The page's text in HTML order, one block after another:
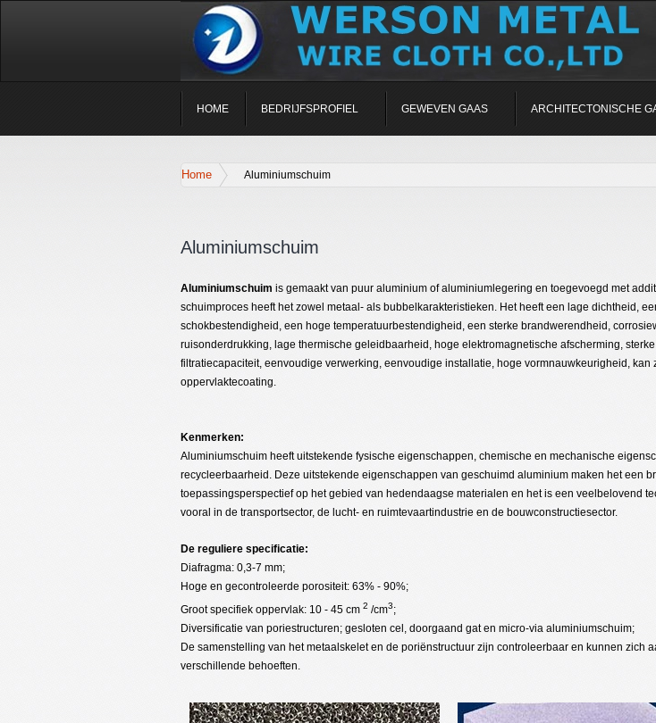
HOME BEDRIJFSPROFIEL GEWEVEN GAAS ARCHITECTONISCHE
Home Aluminiumschuim
Aluminiumschuim
Aluminiumschuim is gemaakt van puur aluminium of aluminiumlegering en toegevoegd met
schuimproces heeft het zowel metaal- als bubbelkarakteristieken. Het heeft een lage dichtheid,
schokbestendigheid, een hoge temperatuurbestendigheid, een sterke brandwerendheid,
ruisonderdrukking, lage thermische geleidbaarheid, hoge elektromagnetische afscherming,
filtratiecapaciteit, eenvoudige verwerking, eenvoudige installatie, hoge vormnauwkeurigheid, kan
oppervlaktecoating.
Kenmerken:
Aluminiumschuim heeft uitstekende fysische eigenschappen, chemische en mechanische
recycleerbaarheid. Deze uitstekende eigenschappen van geschuimd aluminium maken het een
toepassingsperspectief op het gebied van hedendaagse materialen en het is een veelbelovend
vooral in de transportsector, de lucht- en ruimtevaartindustrie en de bouwconstructiesector.
De reguliere specificatie:
Diafragma: 0,3-7 mm;
Hoge en gecontroleerde porositeit: 63% - 90%;
Groot specifiek oppervlak: 10 - 45 cm 2 /cm3;
Diversificatie van poriestructuren; gesloten cel, doorgaand gat en micro-via aluminiumschuim;
De samenstelling van het metaalskelet en de poriënstructuur zijn controleerbaar en kunnen zich
verschillende behoeften.